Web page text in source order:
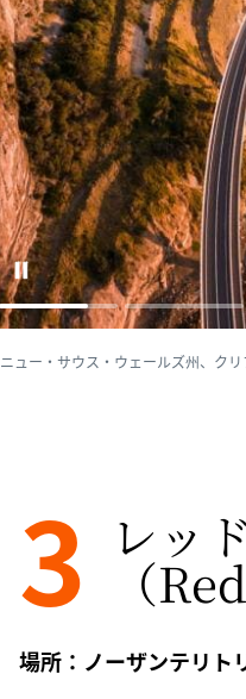
ニュー・サウス・ウェールズ州、ク
3 レッ
（
場所：ノーザンテリ